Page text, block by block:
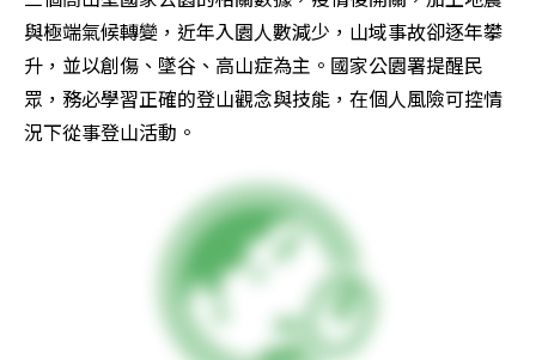
與極端氣候轉變，近年入園人數減少，山域事故卻逐年攀
升，並以創傷、墜谷、高山症為主。國家公園署提醒民
眾，務必學習正確的登山觀念與技能，在個人風險可控情
況下從事登山活動。